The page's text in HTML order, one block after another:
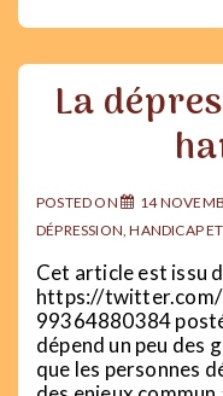
l’homme
mis
PLS
La
POSTED ON 14
DÉPRESSION,HANDICAP
Cet article est issu
https://
99364880384
dépend un peu des
que les personnes